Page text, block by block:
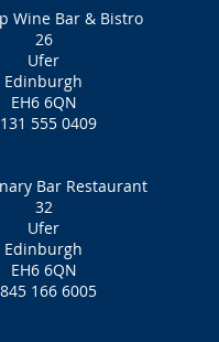
Wine Bar & Bistro
26
Ufer
Edinburgh
EH6 6QN
555 0409
Bar Restaurant
32
Ufer
Edinburgh
EH6 6QN
166 6005